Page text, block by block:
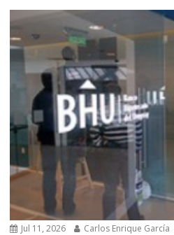
Jul 11, 2026 Carlos Enrique García